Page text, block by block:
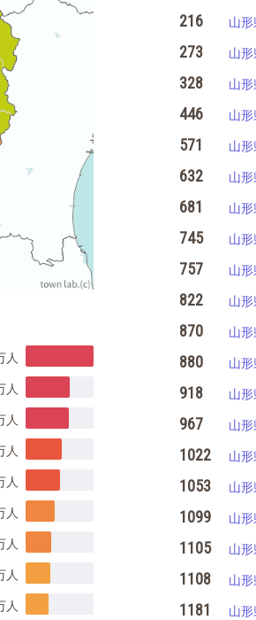
人
人
人
人
人
人
人
人
人
216 山形
273 山形
328 山形
446 山形
571 山形
632 山形
681 山形
745 山形
757 山形
822 山形
870 山形
880 山形
918 山形
967 山形
1022 山形
1053 山形
1099 山形
1105 山形
1108 山形
1181 山形